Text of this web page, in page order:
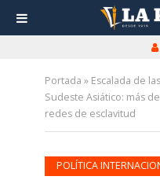
Portada » Escalada de
Sudeste Asiático: más
redes de esclavitud
POLÍTICA